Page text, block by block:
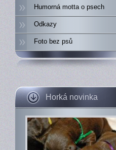
Humorná motta o psech
Odkazy
Foto bez psů
Horká novinka